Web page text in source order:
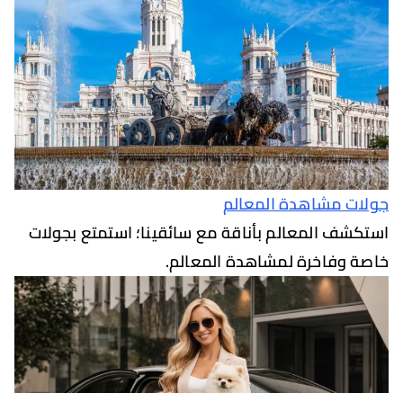
مشاهدة المعالم
المعالم بأناقة مع سائقينا؛ استمتع بجولات
لمشاهدة المعالم.